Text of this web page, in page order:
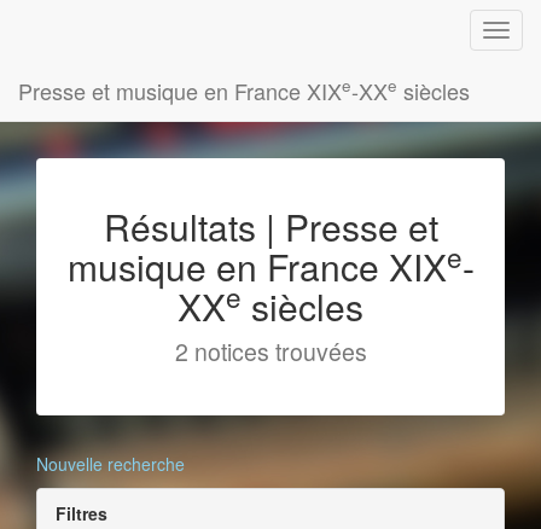
Presse et musique en France XIXe-XXe siècles
Résultats | Presse et
musique en France XIXe-
XXe siècles
2 notices trouvées
Nouvelle recherche
Filtres